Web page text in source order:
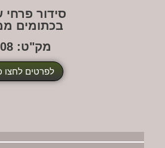
סידור פרחי שדה
בכתומים ממשי
מק"ט: 108
לפרטים לחצו כאן